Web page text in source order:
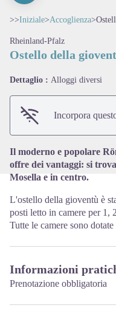
>>Iniziale>Accoglienza>
Rheinland-Pfalz
Ostello della
Dettaglio : Alloggi diversi
Incorpora
Il moderno e popolare
offre dei vantaggi: si
Mosella e in centro.
L'ostello della gioventù è
posti letto in camere per 1,
Tutte le camere sono
Informazioni
Prenotazione obbligatoria